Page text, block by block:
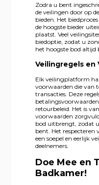
Zodra u bent
de veilingen door op
bieden. Het
de hoogste bieder
plaatst. Veel
biedoptie, zodat u
het hoogste bod altijd
Veilingregels en
Elk veilingplatform
voorwaarden die van
transacties. Deze
retourbeleid. Het is
voorwaarden
bod uitbrengt, zodat
bent. Het respecteren
een soepel en eerlijk
deelnemers.
Doe Mee en
Badkamer!